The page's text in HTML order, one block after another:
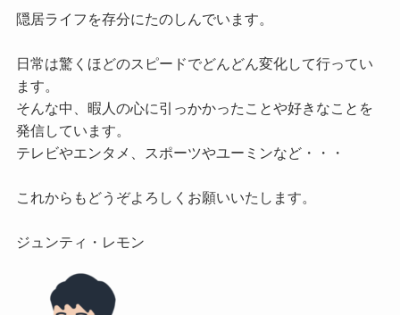
隠居ライフを存分にたのしんでいます。
日常は驚くほどのスピードでどんどん変化して行ってい
ます。
そんな中、暇人の心に引っかかったことや好きなことを
発信しています。
テレビやエンタメ、スポーツやユーミンなど・・・
これからもどうぞよろしくお願いいたします。